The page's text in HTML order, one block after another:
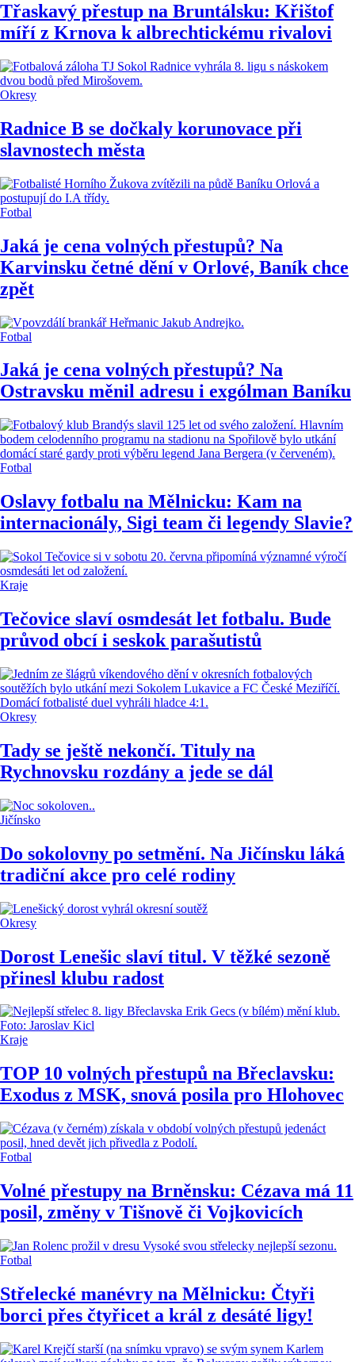
Třaskavý přestup na Bruntálsku: Křištof
míří z Krnova k albrechtickému rivalovi
Okresy
Radnice B se dočkaly korunovace při
slavnostech města
Fotbal
Jaká je cena volných přestupů? Na
Karvinsku četné dění v Orlové, Baník chce
zpět
Fotbal
Jaká je cena volných přestupů? Na
Ostravsku měnil adresu i exgólman Baníku
Fotbal
Oslavy fotbalu na Mělnicku: Kam na
internacionály, Sigi team či legendy Slavie?
Kraje
Tečovice slaví osmdesát let fotbalu. Bude
průvod obcí i seskok parašutistů
Okresy
Tady se ještě nekončí. Tituly na
Rychnovsku rozdány a jede se dál
Jičínsko
Do sokolovny po setmění. Na Jičínsku láká
tradiční akce pro celé rodiny
Okresy
Dorost Lenešic slaví titul. V těžké sezoně
přinesl klubu radost
Kraje
TOP 10 volných přestupů na Břeclavsku:
Exodus z MSK, snová posila pro Hlohovec
Fotbal
Volné přestupy na Brněnsku: Cézava má 11
posil, změny v Tišnově či Vojkovicích
Fotbal
Střelecké manévry na Mělnicku: Čtyři
borci přes čtyřicet a král z desáté ligy!